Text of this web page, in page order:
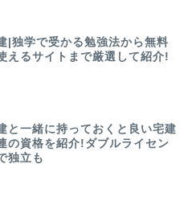
|独学で受かる勉強法から無料
えるサイトまで厳選して紹介!
と一緒に持っておくと良い宅建
の資格を紹介!ダブルライセン
独立も